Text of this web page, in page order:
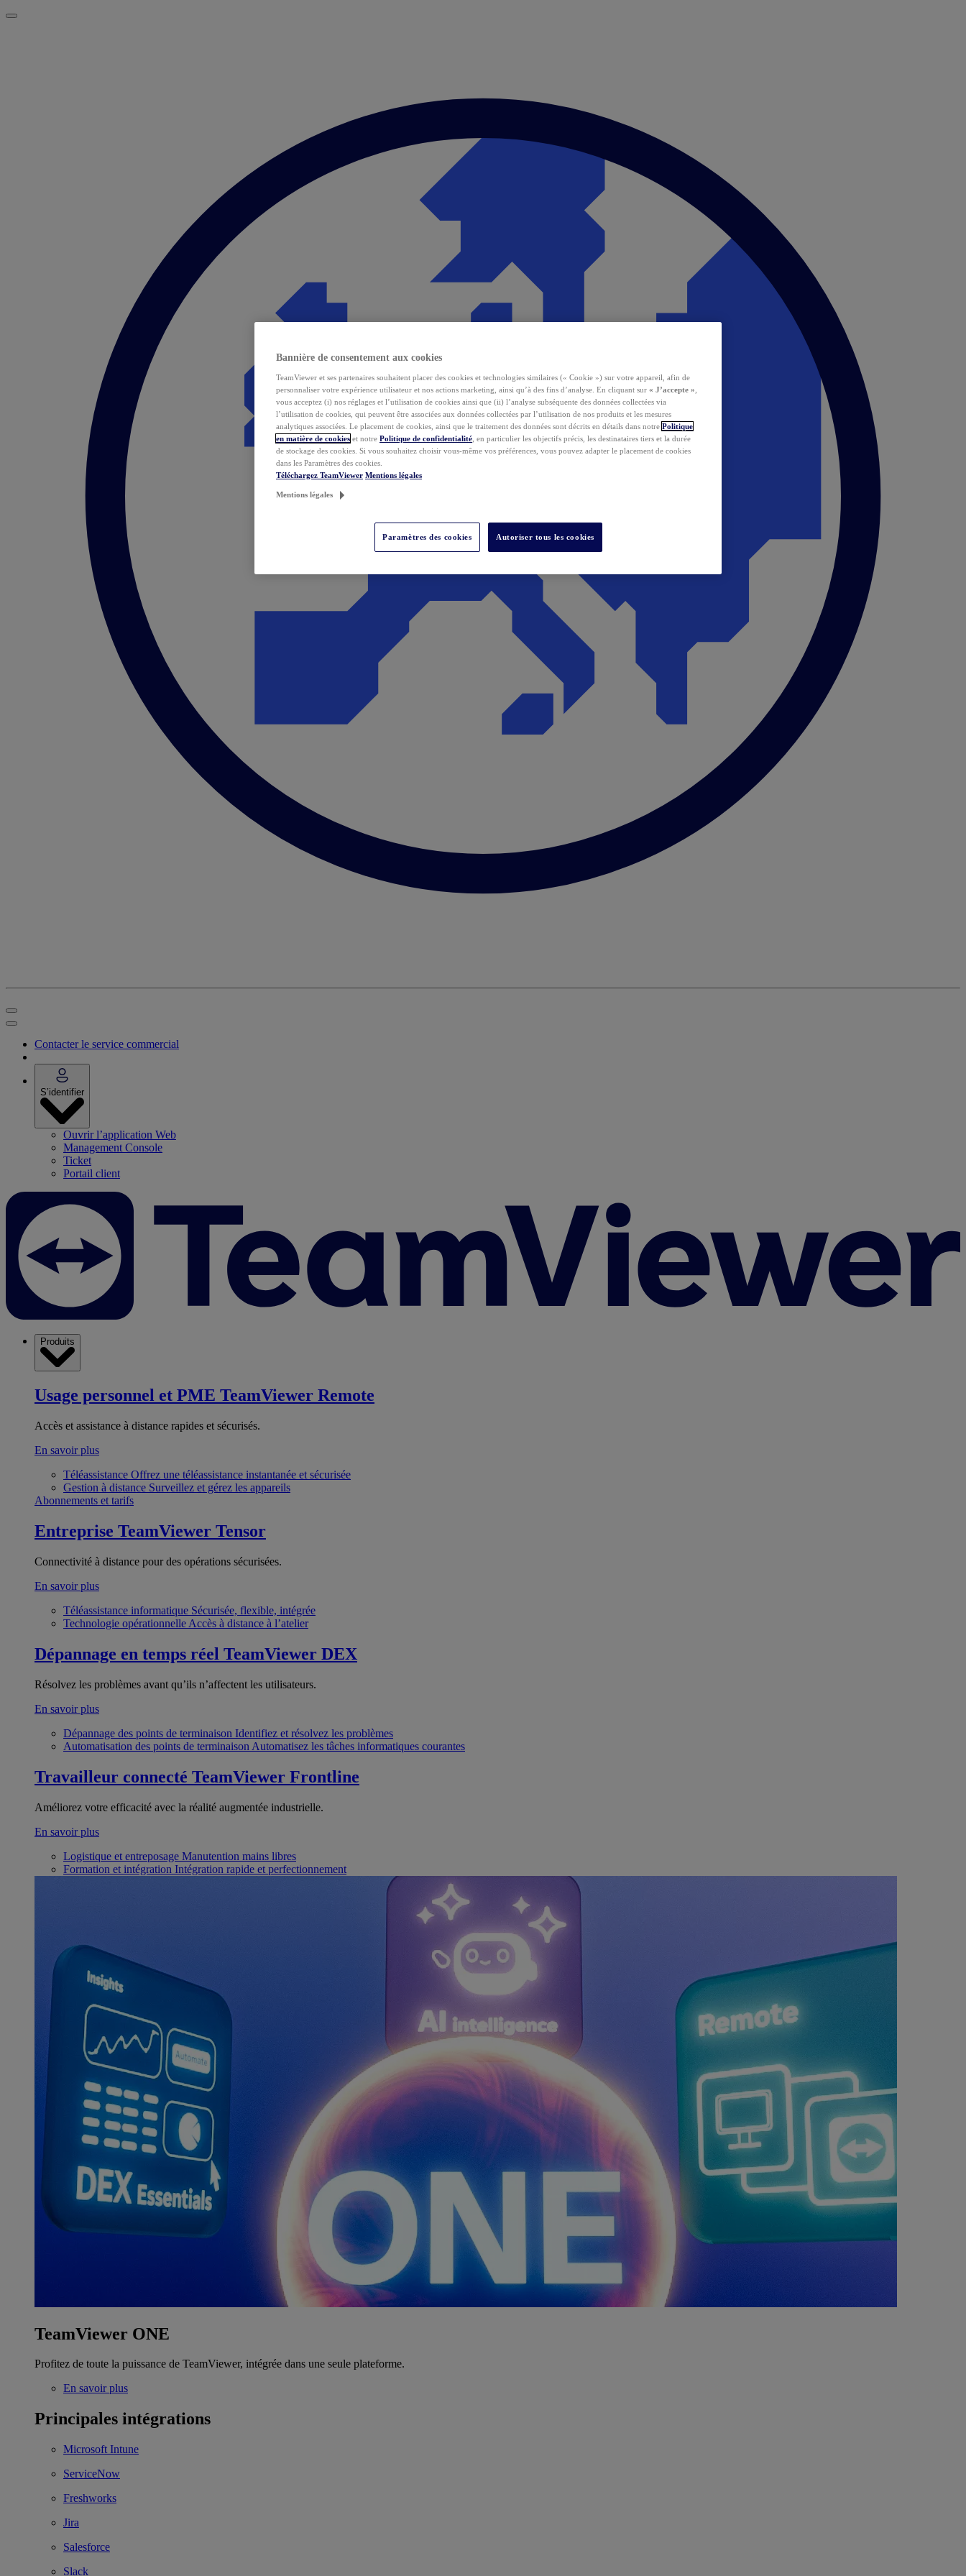
Contacter le service commercial
S’identifier
Ouvrir l’application Web
Management Console
Ticket
Portail client
Produits
Usage personnel et PME TeamViewer Remote
Accès et assistance à distance rapides et sécurisés.
En savoir plus
Téléassistance Offrez une téléassistance instantanée et sécurisée
Gestion à distance Surveillez et gérez les appareils
Abonnements et tarifs
Entreprise TeamViewer Tensor
Connectivité à distance pour des opérations sécurisées.
En savoir plus
Téléassistance informatique Sécurisée, flexible, intégrée
Technologie opérationnelle Accès à distance à l’atelier
Dépannage en temps réel TeamViewer DEX
Résolvez les problèmes avant qu’ils n’affectent les utilisateurs.
En savoir plus
Dépannage des points de terminaison Identifiez et résolvez les problèmes
Automatisation des points de terminaison Automatisez les tâches informatiques courantes
Travailleur connecté TeamViewer Frontline
Améliorez votre efficacité avec la réalité augmentée industrielle.
En savoir plus
Logistique et entreposage Manutention mains libres
Formation et intégration Intégration rapide et perfectionnement
TeamViewer ONE
Profitez de toute la puissance de TeamViewer, intégrée dans une seule plateforme.
En savoir plus
Principales intégrations
Microsoft Intune
ServiceNow
Freshworks
Jira
Salesforce
Slack
Bannière de consentement aux cookies
TeamViewer et ses partenaires souhaitent placer des cookies et technologies similaires (« Cookie ») sur votre appareil, afin de
personnaliser votre expérience utilisateur et nos actions marketing, ainsi qu’à des fins d’analyse. En cliquant sur « J’accepte »
vous acceptez (i) nos réglages et l’utilisation de cookies ainsi que (ii) l’analyse subséquente des données collectées via
l’utilisation de cookies, qui peuvent être associées aux données collectées par l’utilisation de nos produits et les mesures
analytiques associées. Le placement de cookies, ainsi que le traitement des données sont décrits en détails dans notre Politique
en matière de cookies et notre Politique de confidentialité , en particulier les objectifs précis, les destinataires tiers et la durée
de stockage des cookies. Si vous souhaitez choisir vous-même vos préférences, vous pouvez adapter le placement de cookies
dans les Paramètres des cookies.
Téléchargez TeamViewer Mentions légales
Mentions légales
Paramètres des cookies Autoriser tous les cookies